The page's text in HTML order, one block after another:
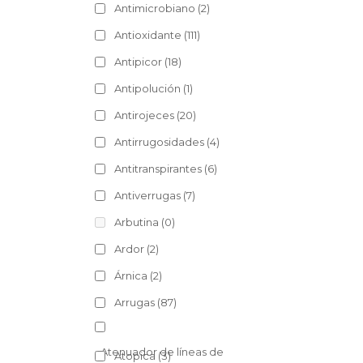
Antimicrobiano (2)
Antioxidante (111)
Antipicor (18)
Antipolución (1)
Antirojeces (20)
Antirrugosidades (4)
Antitranspirantes (6)
Antiverrugas (7)
Arbutina (0)
Ardor (2)
Árnica (2)
Arrugas (87)
Atenuador de líneas de
Atopica (3)